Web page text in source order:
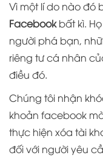
Vì một lí do nào đó
Facebookbất kì.
người phá bạn,
riêng tư cá nhân
điều đó.
Chúng tôi nhận
khoản facebook
thực hiện xóa tài
đối với người yêu